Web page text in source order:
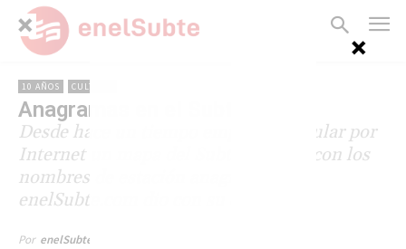
10 AÑOS CULTURA
Anagramas en el Subte
Desde hace un tiempo empezó a circular por
Internet un mapa del Subte porteño con los
nombres de estación anagramados.
enelSubte.com dio con su creador.
Por enelSubte